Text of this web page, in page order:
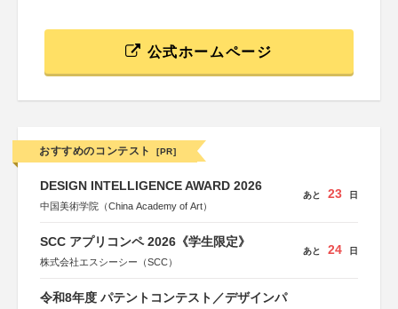
公式ホームページ
おすすめのコンテスト [PR]
DESIGN INTELLIGENCE AWARD 2026
中国美術学院（China Academy of Art）
あと 23 日
SCC アプリコンペ 2026《学生限定》
株式会社エスシーシー（SCC）
あと 24 日
令和8年度 パテントコンテスト／デザインパ